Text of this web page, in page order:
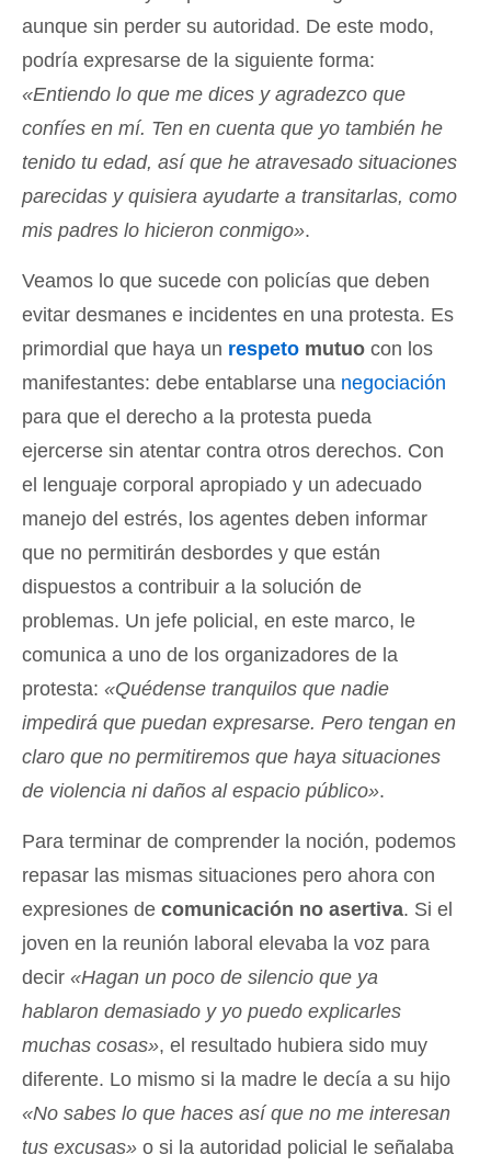
aunque sin perder su autoridad. De este modo,
podría expresarse de la siguiente forma:
«Entiendo lo que me dices y agradezco que
confíes en mí. Ten en cuenta que yo también he
tenido tu edad, así que he atravesado situaciones
parecidas y quisiera ayudarte a transitarlas, como
mis padres lo hicieron conmigo».
Veamos lo que sucede con policías que deben
evitar desmanes e incidentes en una protesta. Es
primordial que haya un respeto mutuo con los
manifestantes: debe entablarse una negociación
para que el derecho a la protesta pueda
ejercerse sin atentar contra otros derechos. Con
el lenguaje corporal apropiado y un adecuado
manejo del estrés, los agentes deben informar
que no permitirán desbordes y que están
dispuestos a contribuir a la solución de
problemas. Un jefe policial, en este marco, le
comunica a uno de los organizadores de la
protesta: «Quédense tranquilos que nadie
impedirá que puedan expresarse. Pero tengan en
claro que no permitiremos que haya situaciones
de violencia ni daños al espacio público».
Para terminar de comprender la noción, podemos
repasar las mismas situaciones pero ahora con
expresiones de comunicación no asertiva. Si el
joven en la reunión laboral elevaba la voz para
decir «Hagan un poco de silencio que ya
hablaron demasiado y yo puedo explicarles
muchas cosas», el resultado hubiera sido muy
diferente. Lo mismo si la madre le decía a su hijo
«No sabes lo que haces así que no me interesan
tus excusas» o si la autoridad policial le señalaba